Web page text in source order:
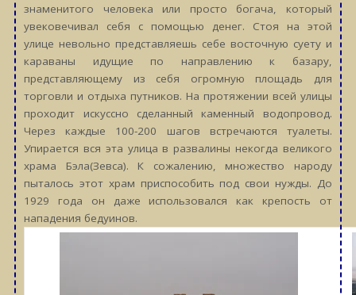
знаменитого человека или просто богача, который
увековечивал себя с помощью денег. Стоя на этой
улице невольно представляешь себе восточную суету и
караваны идущие по направлению к базару,
представляющему из себя огромную площадь для
торговли и отдыха путников. На протяжении всей улицы
проходит искуссно сделанный каменный водопровод.
Через каждые 100-200 шагов встречаются туалеты.
Упирается вся эта улица в развалины некогда великого
храма Бэла(Зевса). К сожалению, множество народу
пыталось этот храм приспособить под свои нужды. До
1929 года он даже использовался как крепость от
нападения бедуинов.